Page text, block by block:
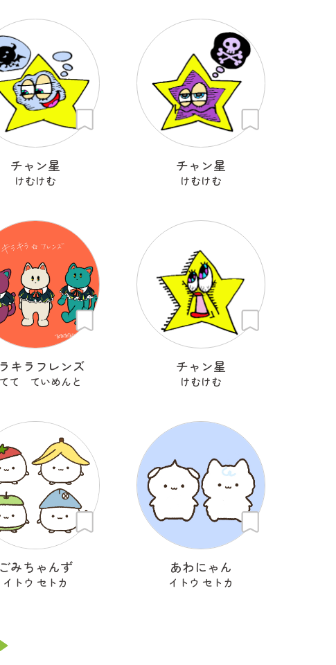
チャン星
けむけむ
チャン星
けむけむ
キラフレンズ
て ていめんと
チャン星
けむけむ
ごみちゃんず
イトウ セトカ
あわにゃん
イトウ セトカ